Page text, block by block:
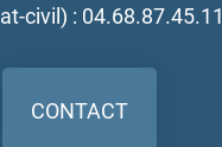
civil) : 04.68.87.45.11
CONTACT